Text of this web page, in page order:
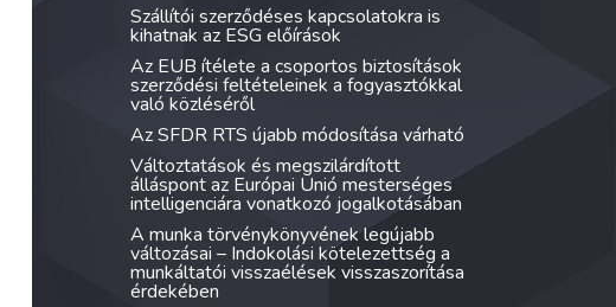
Szállítói szerződéses kapcsolatokra is
kihatnak az ESG előírások
Az EUB ítélete a csoportos biztosítások
szerződési feltételeinek a fogyasztókkal
való közléséről
Az SFDR RTS újabb módosítása várható
Változtatások és megszilárdított
álláspont az Európai Unió mesterséges
intelligenciára vonatkozó jogalkotásában
A munka törvénykönyvének legújabb
változásai – Indokolási kötelezettség a
munkáltatói visszaélések visszaszorítása
érdekében